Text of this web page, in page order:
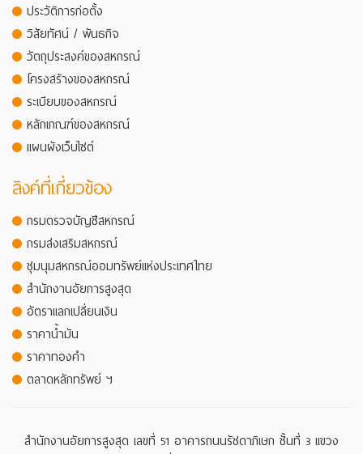
ประวัติการก่อตั้ง
วิสัยทัศน์ / พันธกิจ
วัตถุประสงค์ของสหกรณ์
โครงสร้างของสหกรณ์
ระเบียบของสหกรณ์
หลักเกณฑ์ของสหกรณ์
แผนผังเว็บไซต์
ลิงค์ที่เกี่ยวข้อง
กรมตรวจบัญชีสหกรณ์
กรมส่งเสริมสหกรณ์
ชุมนุมสหกรณ์ออมทรัพย์แห่งประเทศไทย
สำนักงานอัยการสูงสุด
อัตราแลกเปลี่ยนเงิน
ราคาน้ำมัน
ราคาทองคำ
ตลาดหลักทรัพย์ ฯ
สำนักงานอัยการสูงสุด เลขที่ 51 อาคารถนนรัชดาภิเษก ชั้นที่ 3 แขวง